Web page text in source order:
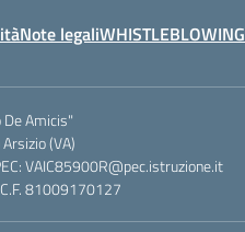
Note legaliWHISTLEBLOWING
Amicis"
(VA)
VAIC85900R@pec.istruzione.it
81009170127